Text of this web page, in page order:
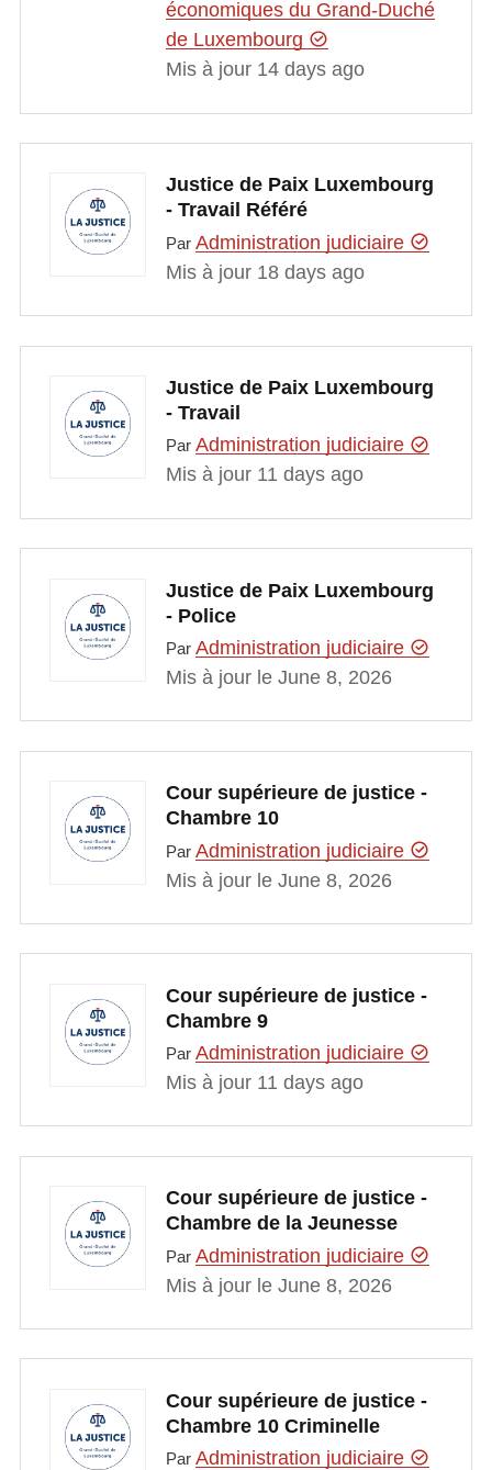
économiques du Grand-Duché
de Luxembourg
Mis à jour 14 days ago
Justice de Paix Luxembourg
- Travail Référé
Par Administration judiciaire
Mis à jour 18 days ago
Justice de Paix Luxembourg
- Travail
Par Administration judiciaire
Mis à jour 11 days ago
Justice de Paix Luxembourg
- Police
Par Administration judiciaire
Mis à jour le June 8, 2026
Cour supérieure de justice -
Chambre 10
Par Administration judiciaire
Mis à jour le June 8, 2026
Cour supérieure de justice -
Chambre 9
Par Administration judiciaire
Mis à jour 11 days ago
Cour supérieure de justice -
Chambre de la Jeunesse
Par Administration judiciaire
Mis à jour le June 8, 2026
Cour supérieure de justice -
Chambre 10 Criminelle
Par Administration judiciaire